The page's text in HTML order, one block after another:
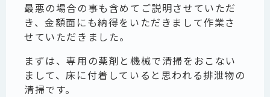
最悪の場合の事も含めてご説明させていただ
き、金額面にも納得をいただきまして作業さ
せていただきました。
まずは、専用の薬剤と機械で清掃をおこない
まして、床に付着していると思われる排泄物の
清掃です。